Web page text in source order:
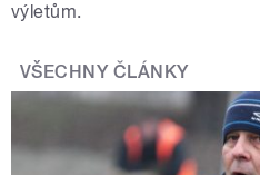
výletům.
VŠECHNY ČLÁNKY